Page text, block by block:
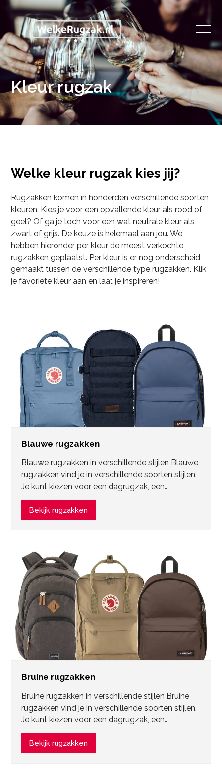
Kleur rugzak
Welke kleur rugzak kies jij?
Rugzakken komen in honderden verschillende soorten
kleuren. Kies je voor een opvallende kleur als rood of
geel? Of ga je toch voor een wat neutrale kleur als
zwart of grijs. De keuze is helemaal aan jou. We
hebben hieronder per kleur de meest verkochte
rugzakken geplaatst. Per kleur is er nog onderscheid
gemaakt tussen de verschillende type rugzakken. Klik
je favoriete kleur aan en laat je inspireren!
Blauwe rugzakken
Blauwe rugzakken in verschillende stijlen Blauwe
rugzakken vind je in verschillende soorten stijlen.
Je kunt kiezen voor een dagrugzak, een…
Bekijk rugzakken
Bruine rugzakken
Bruine rugzakken in verschillende stijlen Bruine
rugzakken vind je in verschillende soorten stijlen.
Je kunt kiezen voor een dagrugzak, een…
Bekijk rugzakken